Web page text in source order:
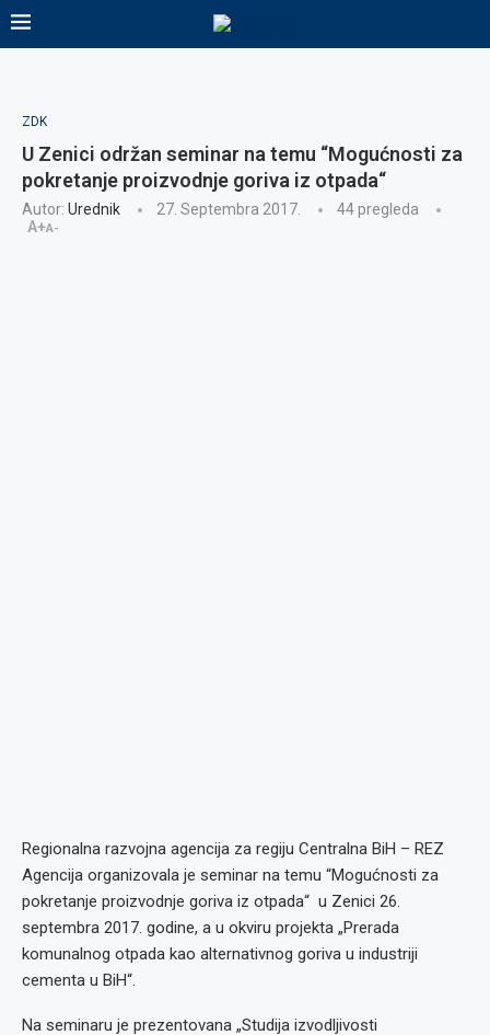
ZDK
U Zenici održan seminar na temu “Mogućnosti za
pokretanje proizvodnje goriva iz otpada“
Autor: Urednik 27. Septembra 2017. 44pregleda
A+A-
Regionalna razvojna agencija za regiju Centralna BiH – REZ
Agencija organizovala je seminar na temu “Mogućnosti za
pokretanje proizvodnje goriva iz otpada“ u Zenici 26.
septembra 2017. godine, a u okviru projekta „Prerada
komunalnog otpada kao alternativnog goriva u industriji
cementa u BiH“.
Na seminaru je prezentovana „Studija izvodljivosti